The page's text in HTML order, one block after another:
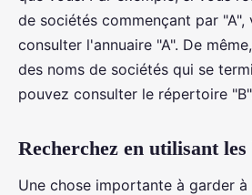
de sociétés commençant par "A",
consulter l'annuaire "A". De
des noms de sociétés qui se
pouvez consulter le répertoire
Recherchez en utilisant les
Une chose importante à garder